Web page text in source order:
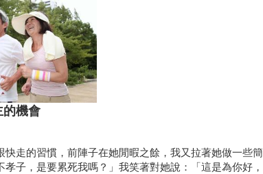
的機會
走的習慣，前陣子在她閒暇之餘，我又拉著她做一些簡
子，是要累死我嗎？」我笑著對她說：「這是為你好，